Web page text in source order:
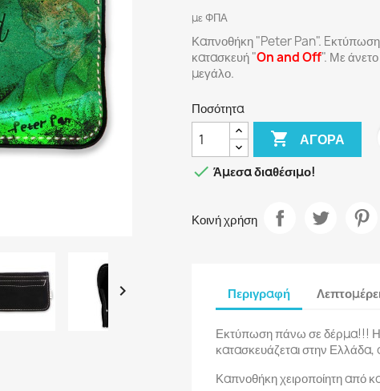

με ΦΠΑ
Καπνοθήκη "Peter Pan". Eκτύπωση
κατασκευή "On and Off". Με
μεγάλο.
Ποσότητα
 ΑΓΟΡΆ
 Άμεσα διαθέσιμο!
Κοινή χρήση
Περιγραφή
Εκτύπωση πάνω σε δέρμα!!! Η
κατασκευάζεται στην
Καπνοθήκη χειροποίητη από